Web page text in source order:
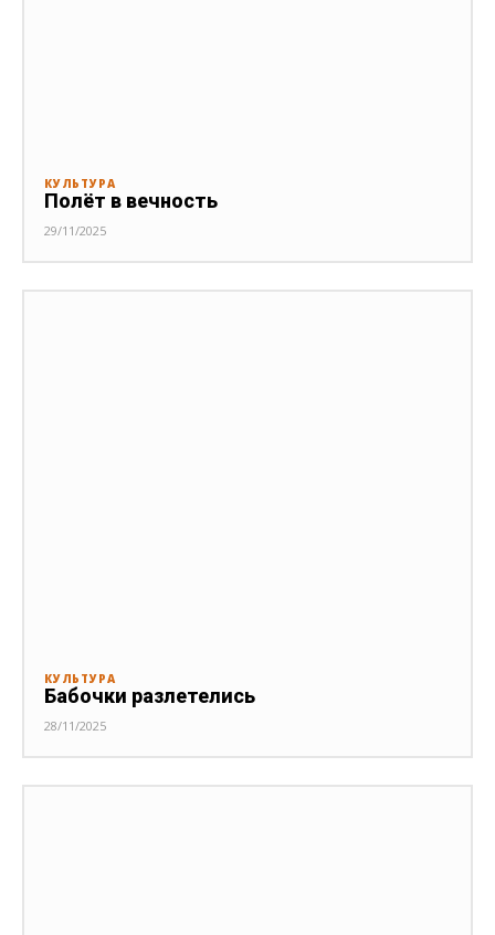
КУЛЬТУРА
Полёт в вечность
29/11/2025
КУЛЬТУРА
Бабочки разлетелись
28/11/2025